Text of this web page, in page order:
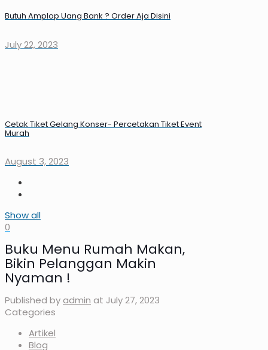
Butuh Amplop Uang Bank ? Order Aja Disini
July 22, 2023
Cetak Tiket Gelang Konser- Percetakan Tiket Event
Murah
August 3, 2023
Show all
0
Buku Menu Rumah Makan,
Bikin Pelanggan Makin
Nyaman !
Published byadmin at July 27, 2023
Categories
Artikel
Blog